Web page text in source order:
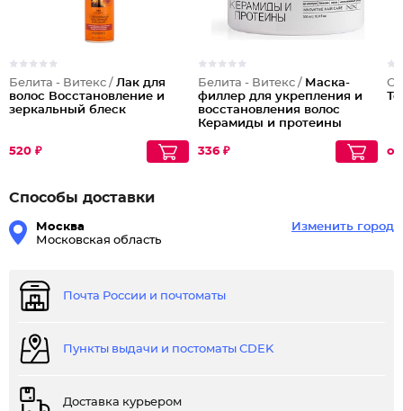
Белита - Витекс / Лак для
волос Восстановление и
зеркальный блеск
520 ₽
Белита - Витекс / Маска-
филлер для укрепления и
восстановления волос
Керамиды и протеины
336 ₽
от
Способы доставки
Москва
Московская область
Изменить город
Почта России и почтоматы
Пункты выдачи и постоматы CDEK
Доставка курьером